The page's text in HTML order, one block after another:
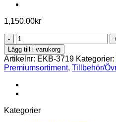
1,150.00kr
EKB-
3719
Förlängningskabel
(Split)
5
meter
25
mängd
Lägg till i varukorg
Artikelnr: EKB-3719 Kategorier:
Premiumsortiment, Tillbehör/
Kategorier